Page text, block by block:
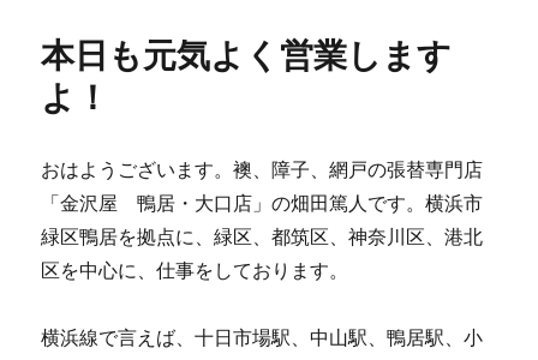
よ
ま
す
よ！
本日も元気よく営業します
よ！
おはようございます。襖、障子、網戸の張替専門店
「金沢屋 鴨居・大口店」の畑田篤人です。横浜市
緑区鴨居を拠点に、緑区、都筑区、神奈川区、港北
区を中心に、仕事をしております。
横浜線で言えば、十日市場駅、中山駅、鴨居駅、小